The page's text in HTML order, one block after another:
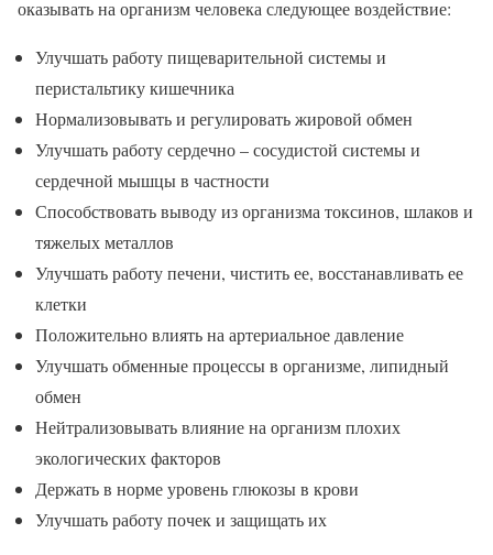
оказывать на организм человека следующее воздействие:
Улучшать работу пищеварительной системы и
перистальтику кишечника
Нормализовывать и регулировать жировой обмен
Улучшать работу сердечно – сосудистой системы и
сердечной мышцы в частности
Способствовать выводу из организма токсинов, шлаков и
тяжелых металлов
Улучшать работу печени, чистить ее, восстанавливать ее
клетки
Положительно влиять на артериальное давление
Улучшать обменные процессы в организме, липидный
обмен
Нейтрализовывать влияние на организм плохих
экологических факторов
Держать в норме уровень глюкозы в крови
Улучшать работу почек и защищать их